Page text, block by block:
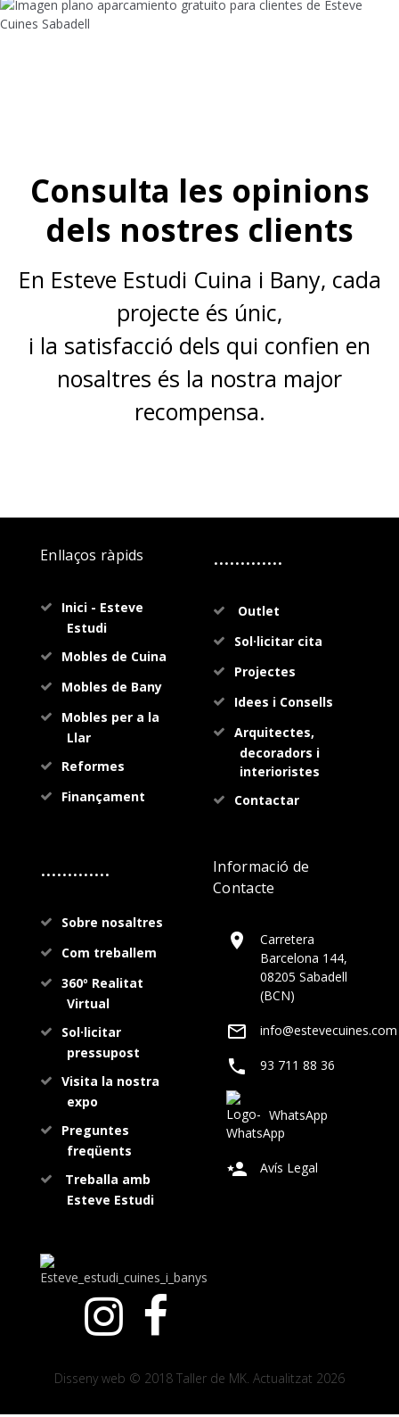
Consulta les opinions
dels nostres clients
En Esteve Estudi Cuina i Bany, cada
projecte és únic,
i la satisfacció dels qui confien en
nosaltres és la nostra major
recompensa.
Enllaços ràpids
Inici - Esteve
Estudi
Mobles de Cuina
Mobles de Bany
Mobles per a la
Llar
Reformes
Finançament
.............
Outlet
Sol·licitar cita
Projectes
Idees i Consells
Arquitectes,
decoradors i
interioristes
Contactar
.............
Sobre nosaltres
Com treballem
360º Realitat
Virtual
Sol·licitar
pressupost
Visita la nostra
expo
Preguntes
freqüents
Treballa amb
Esteve Estudi
Informació de
Contacte
Carretera
Barcelona 144,
08205 Sabadell
(BCN)
info@estevecuines.com
93 711 88 36
WhatsApp
Avís Legal
Disseny web © 2018 Taller de MK. Actualitzat 2026